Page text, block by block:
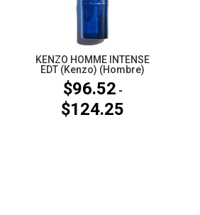
KENZO HOMME INTENSE
EDT (Kenzo) (Hombre)
$96.52 -
$124.25